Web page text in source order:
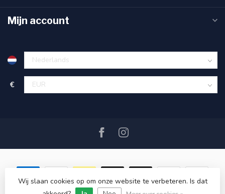
Mijn account
€
Wij slaan cookies op om onze website te verbeteren. Is dat